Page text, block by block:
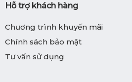
Hỗ trợ khách hàng
Chương trình khuyến mãi
Chính sách bảo mật
Tư vấn sử dụng